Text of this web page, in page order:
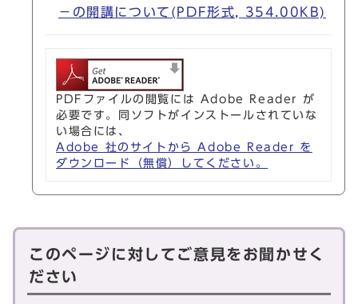
－の開講について(PDF形式, 354.00KB)
PDFファイルの閲覧には Adobe Reader が
必要です。同ソフトがインストールされていな
い場合には、
Adobe 社のサイトから Adobe Reader を
ダウンロード（無償）してください。
このページに対してご意見をお聞かせく
ださい